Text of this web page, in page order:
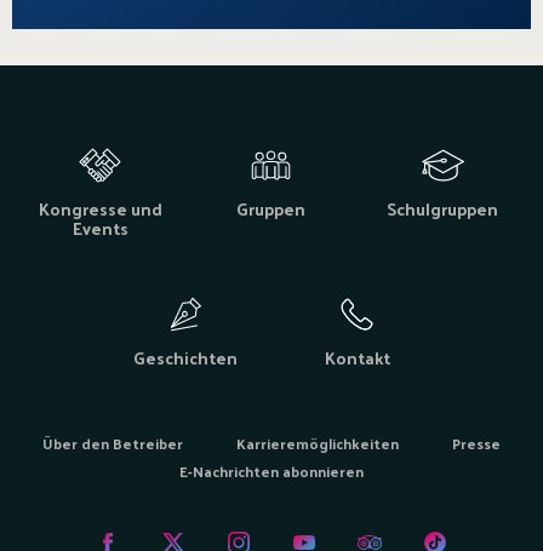
Kongresse und
Events
Gruppen Schulgruppen
Geschichten Kontakt
Über den Betreiber Karrieremöglichkeiten
Presse
E-Nachrichten abonnieren